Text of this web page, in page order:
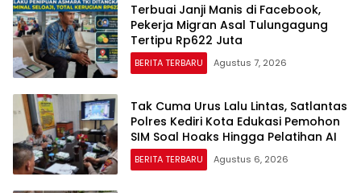
Terbuai Janji Manis di Facebook,
Pekerja Migran Asal Tulungagung
Tertipu Rp622 Juta
BERITA TERBARU Agustus 7, 2026
Tak Cuma Urus Lalu Lintas, Satlantas
Polres Kediri Kota Edukasi Pemohon
SIM Soal Hoaks Hingga Pelatihan AI
BERITA TERBARU Agustus 6, 2026